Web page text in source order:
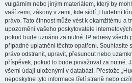
vulgárním nebo jiným materiálem, který by
vaší zemi, zákony v zemi, kde sídlí „Hudební
právo. Tato činnost může vést k okamžitému a
upozornění vašeho poskytovatele
pokud bude uznáno za nutné. IP adresy všech
případné uplatnění těchto opatření. Souhlasíte
právo odstranit, upravit, přesunout nebo
příspěvek, pokud to bude považovat za nutné.
všemi údaji uloženými v databázi. Přestože
neposkytne tyto informace třetí straně nebo